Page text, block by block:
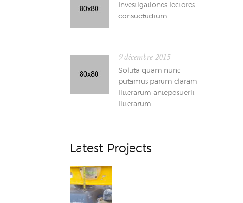
Investigationes lectores
consuetudium
9 décembre 2015
Soluta quam nunc
putamus parum claram
litterarum anteposuerit
litterarum
Latest Projects